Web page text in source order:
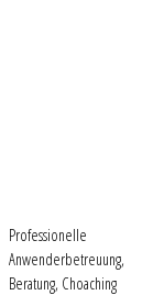
Professionelle
Anwenderbetreuung,
Beratung, Choaching